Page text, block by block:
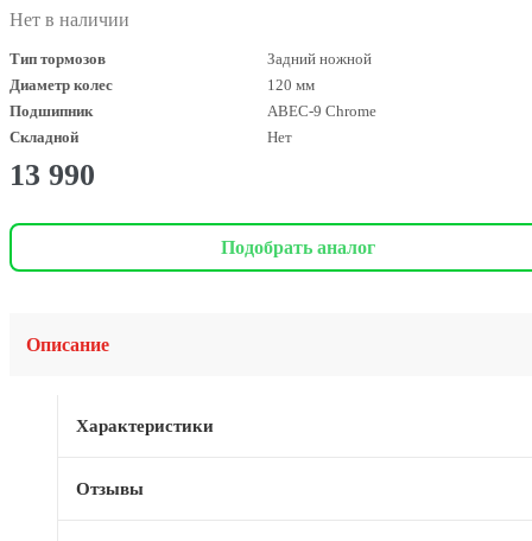
Нет в наличии
Тип тормозов
Задний ножной
Диаметр колес
120 мм
Подшипник
ABEC-9 Chrome
Складной
Нет
13 990
Подобрать аналог
Описание
Характеристики
Отзывы